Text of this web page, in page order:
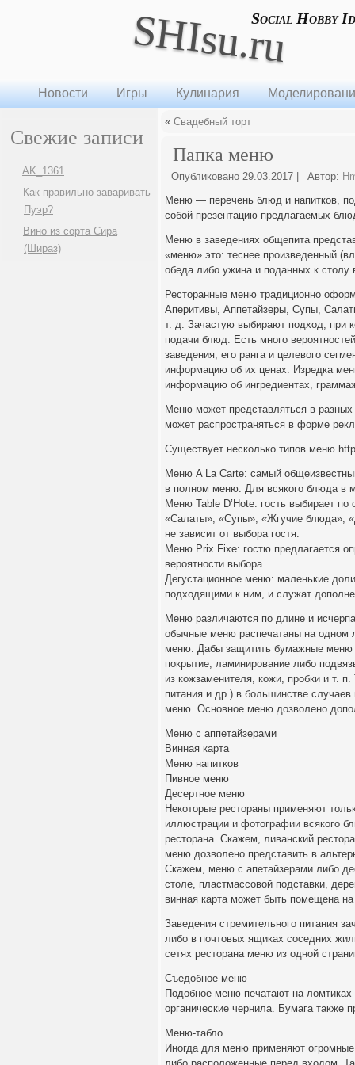
SHIsu.ruSocial Hobby
Новости Игры Кулинария
Свежие записи
AK_1361
Как правильно заваривать
Пуэр?
Вино из сорта Сира
(Шираз)
« Свадебный торт
Папка меню
Опубликовано 29.03.2017 Автор:
Меню — перечень блюд и напитков,
собой презентацию предлагаемых
Меню в заведениях общепита
«меню» это: теснее произведенный
обеда либо ужина и поданных к столу
Ресторанные меню традиционно
Аперитивы, Аппетайзеры, Супы,
т. д. Зачастую выбирают подход, при
подачи блюд. Есть много
заведения, его ранга и целевого
информацию об их ценах. Изредка
информацию об ингредиентах,
Меню может представляться в
может распространяться в форме
Существует несколько типов меню
Меню A La Carte: самый
в полном меню. Для всякого блюда в
Меню Table D’Hote: гость выбирает
«Салаты», «Супы», «Жгучие блюда»,
не зависит от выбора гостя.
Меню Prix Fixe: гостю предлагается
вероятности выбора.
Дегустационное меню: маленькие
подходящими к ним, и служат
Меню различаются по длине и
обычные меню распечатаны на одном
меню. Дабы защитить бумажные меню
покрытие, ламинирование либо
из кожзаменителя, кожи, пробки и т.
питания и др.) в большинстве
меню. Основное меню дозволено
Меню с аппетайзерами
Винная карта
Меню напитков
Пивное меню
Десертное меню
Некоторые рестораны применяют
иллюстрации и фотографии всякого
ресторана. Скажем, ливанский
меню дозволено представить в
Скажем, меню с апетайзерами либо
столе, пластмассовой подставки,
винная карта может быть помещена
Заведения стремительного питания
либо в почтовых ящиках соседних
сетях ресторана меню из одной
Съедобное меню
Подобное меню печатают на ломтиках
органические чернила. Бумага также
Меню-табло
Иногда для меню применяют